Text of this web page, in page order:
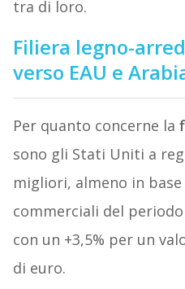
tra di loro.
Filiera legno-
verso EAU e
Per quanto concerne la
sono gli Stati Uniti a
migliori, almeno in base
commerciali del
con un +3,5% per un
di euro.